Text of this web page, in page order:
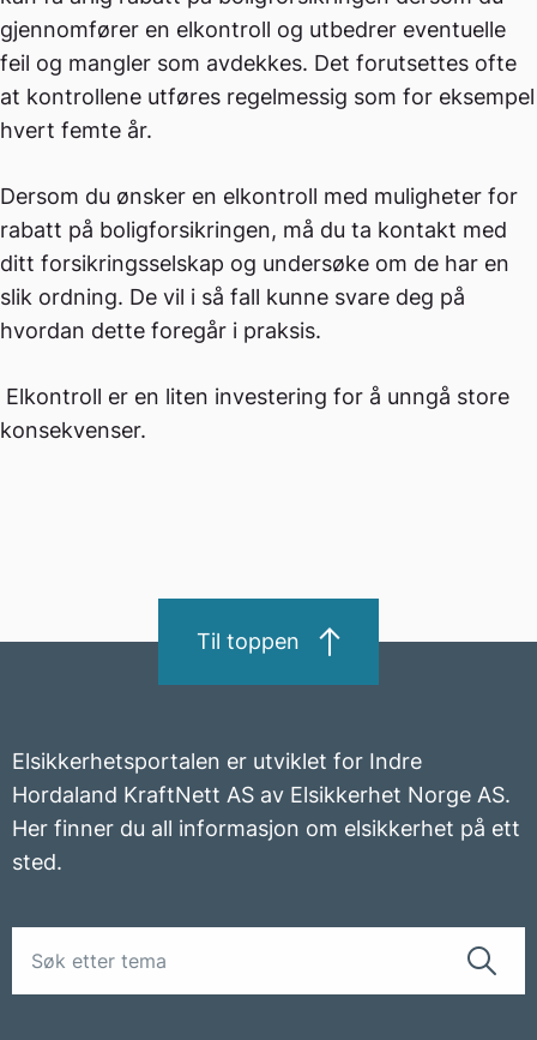
gjennomfører en elkontroll og utbedrer eventuelle
feil og mangler som avdekkes. Det forutsettes ofte
at kontrollene utføres regelmessig som for eksempel
hvert femte år.
Dersom du ønsker en elkontroll med muligheter for
rabatt på boligforsikringen, må du ta kontakt med
ditt forsikringsselskap og undersøke om de har en
slik ordning. De vil i så fall kunne svare deg på
hvordan dette foregår i praksis.
Elkontroll er en liten investering for å unngå store
konsekvenser.
Til toppen
Elsikkerhetsportalen er utviklet for Indre
Hordaland KraftNett AS av Elsikkerhet Norge AS.
Her finner du all informasjon om elsikkerhet på ett
sted.